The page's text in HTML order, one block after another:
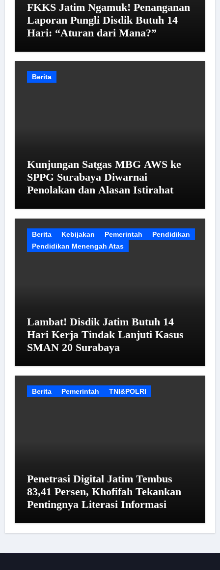
FKKS Jatim Ngamuk! Penanganan
Laporan Pungli Disdik Butuh 14
Hari: “Aturan dari Mana?”
Berita
Kunjungan Satgas MBG AWS ke
SPPG Surabaya Diwarnai
Penolakan dan Alasan Istirahat
Berita Kebijakan Pemerintah
Pendidikan
Pendidikan Menengah Atas
Lambat! Disdik Jatim Butuh 14
Hari Kerja Tindak Lanjuti Kasus
SMAN 20 Surabaya
Berita Pemerintah TNI&POLRI
Penetrasi Digital Jatim Tembus
83,41 Persen, Khofifah Tekankan
Pentingnya Literasi Informasi